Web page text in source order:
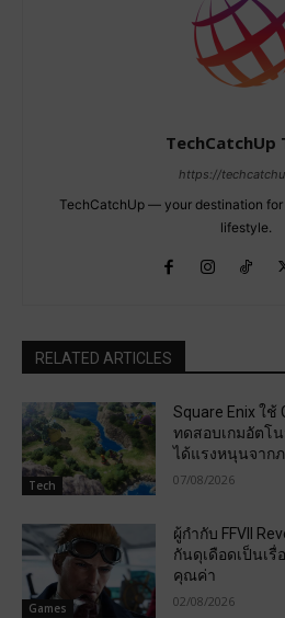
TechCatchUp
https://
TechCatchUp — your destination
lifestyle.
RELATED ARTICLES
Tech
Square Enix ใช้
ทดสอบเกมอัตโ
ได้แรงหนุนจาก
07/08/2026
Games
ผู้กำกับ FFVII
กันดุเดือดเป็นเรื่
คุณค่า
02/08/2026